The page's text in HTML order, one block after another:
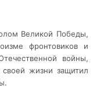
Великой Победы,
фронтовиков и
войны,
жизни защитил